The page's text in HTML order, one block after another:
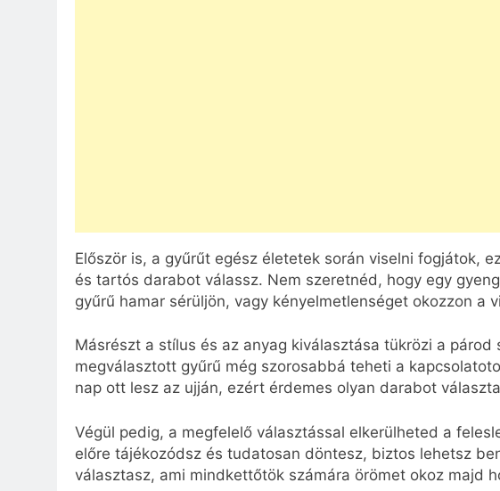
Először is, a gyűrűt egész életetek során viselni fogjátok,
és tartós darabot válassz. Nem szeretnéd, hogy egy
gyűrű hamar sérüljön, vagy kényelmetlenséget okozzon a
Másrészt a stílus és az anyag kiválasztása tükrözi a párod
megválasztott gyűrű még szorosabbá teheti a
nap ott lesz az ujján, ezért érdemes olyan darabot
Végül pedig, a megfelelő választással elkerülheted a
előre tájékozódsz és tudatosan döntesz, biztos lehetsz
választasz, ami mindkettőtök számára örömet okoz majd